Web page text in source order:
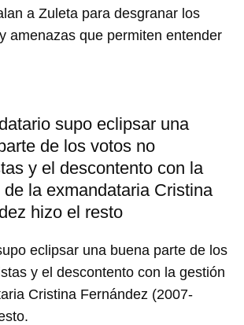
a Zuleta para desgranar los
amenazas que permiten entender
supo eclipsar una
de los votos no
y el descontento con la
de la exmandataria Cristina
hizo el resto
eclipsar una buena parte de los
y el descontento con la gestión
Cristina Fernández (2007-